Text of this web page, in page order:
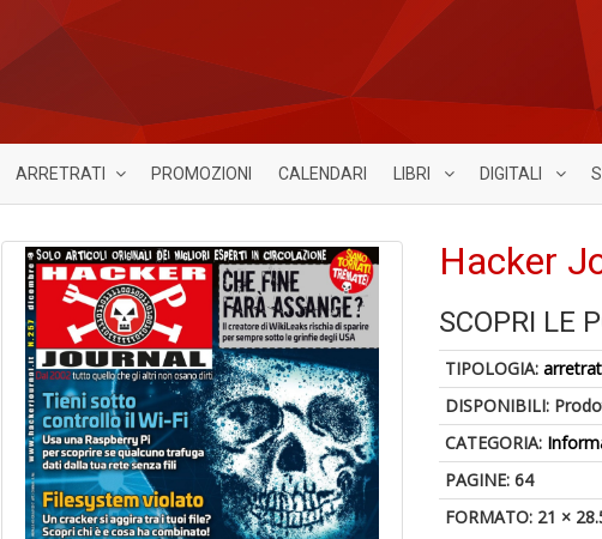
ARRETRATI PROMOZIONI CALENDARI LIBRI DIGITALI
Hacker
SCOPRI LE
TIPOLOGIA:
DISPONIBILI:
CATEGORIA:
PAGINE: 64
FORMATO: 21 ×